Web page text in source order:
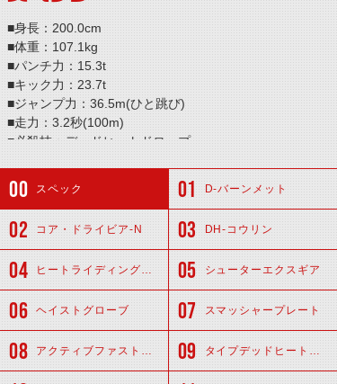
■身長：200.0cm
■体重：107.1kg
■パンチ力：15.3t
■キック力：23.7t
■ジャンプ力：36.5m(ひと跳び)
■走力：3.2秒(100m)
■必殺技：デッドヒートドロップ
スペック D-バーンメット
コア・ドライビア-N DH-コウリン
ヒートライディングスーツ シューターエクスギア
ヘイストグローブ スマッシャープレート
アクティブファストブーツ タイプデッドヒートタイヤ